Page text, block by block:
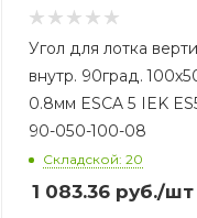
Угол для лотка
внутр. 90град.
0.8мм ESCA 5 IEK
90-050-100-08
Складской: 20
1 083.36 руб./шт